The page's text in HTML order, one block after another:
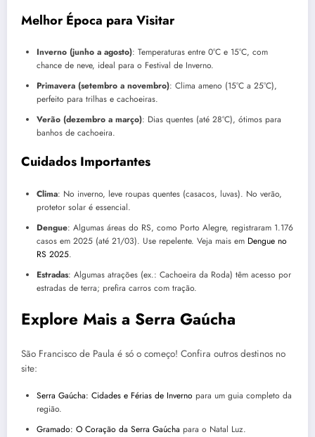
Melhor Época para Visitar
Inverno (junho a agosto): Temperaturas entre 0°C e 15°C, com
chance de neve, ideal para o Festival de Inverno.
Primavera (setembro a novembro): Clima ameno (15°C a 25°C),
perfeito para trilhas e cachoeiras.
Verão (dezembro a março): Dias quentes (até 28°C), ótimos para
banhos de cachoeira.
Cuidados Importantes
Clima: No inverno, leve roupas quentes (casacos, luvas). No verão,
protetor solar é essencial.
Dengue: Algumas áreas do RS, como Porto Alegre, registraram 1.176
casos em 2025 (até 21/03). Use repelente. Veja mais em Dengue no
RS 2025.
Estradas: Algumas atrações (ex.: Cachoeira da Roda) têm acesso por
estradas de terra; prefira carros com tração.
Explore Mais a Serra Gaúcha
São Francisco de Paula é só o começo! Confira outros destinos no
site:
Serra Gaúcha: Cidades e Férias de Inverno para um guia completo da
região.
Gramado: O Coração da Serra Gaúcha para o Natal Luz.